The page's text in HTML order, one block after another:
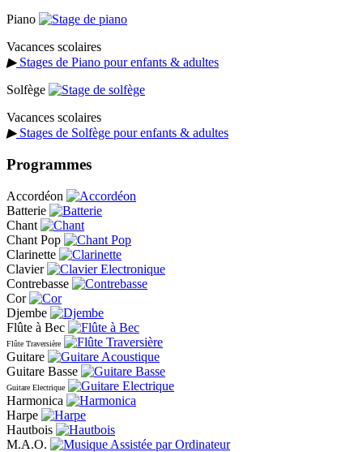
Piano
Vacances scolaires
▶Stages de Piano pour enfants & adultes
Solfège
Vacances scolaires
▶Stages de Solfège pour enfants & adultes
Programmes
Accordéon
Batterie
Chant
Chant Pop
Clarinette
Clavier
Contrebasse
Cor
Djembe
Flûte à Bec
Flûte Traversière
Guitare
Guitare Basse
Guitare Electrique
Harmonica
Harpe
Hautbois
M.A.O.